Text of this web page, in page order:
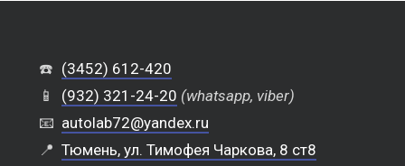
☎️ (3452) 612-420
📱
(932) 321-24-20 (whatsapp, viber)
📧 autolab72@yandex.ru
📍 Тюмень, ул. Тимофея Чаркова, 8 ст8